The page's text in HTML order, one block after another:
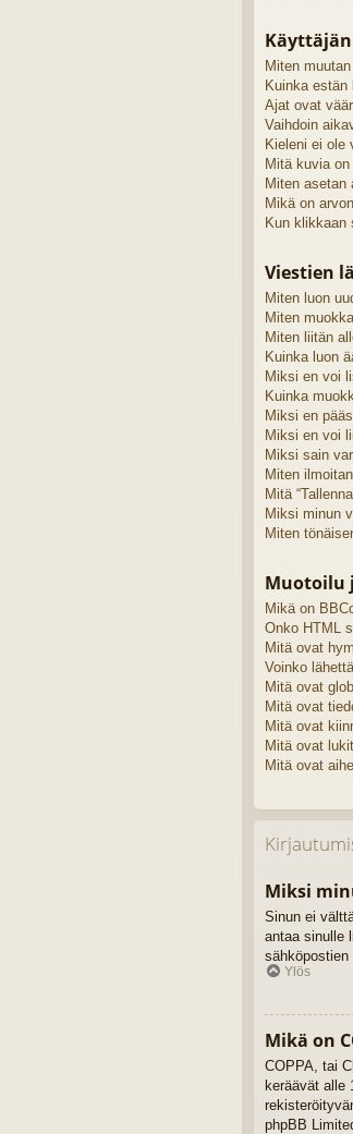
Miten
Kuinka
Ajat ovat
Vaihdoin
Kieleni ei ole
Mitä kuvia
Miten asetan
Mikä on
Kun klikkaan
Viestien
Miten luon
Miten
Miten liitän
Kuinka luon
Miksi en voi
Kuinka
Miksi en
Miksi en voi
Miksi sain
Miten
Mitä
Miksi minun
Miten
Muotoilu
Mikä on
Onko HTML
Mitä ovat
Voinko
Mitä ovat
Mitä ovat
Mitä ovat
Mitä ovat
Mitä ovat
Miksi
Sinun ei
antaa sinulle
Ylös
Mikä on
COPPA, tai
keräävät alle
phpBB